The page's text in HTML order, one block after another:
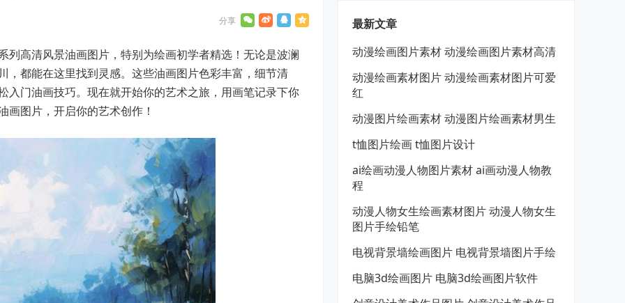
高清风景油画图片，特别为绘画初学者精选！无论是波澜
，都能在这里找到灵感。这些油画图片色彩丰富，细节清
入门油画技巧。现在就开始你的艺术之旅，用画笔记录下你
图片，开启你的艺术创作！
最新文章
动漫绘画图片素材 动漫绘画图片素材高清
动漫绘画素材图片 动漫绘画素材图片可爱
红
动漫图片绘画素材 动漫图片绘画素材男生
t恤图片绘画 t恤图片设计
ai绘画动漫人物图片素材 ai画动漫人物教
程
动漫人物女生绘画素材图片 动漫人物女生
图片手绘铅笔
电视背景墙绘画图片 电视背景墙图片手绘
电脑3d绘画图片 电脑3d绘画图片软件